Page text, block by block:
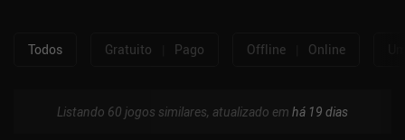
Todos Gratuito Pago Offline Online
Listando 60 jogos similares, atualizado em há 19 dias